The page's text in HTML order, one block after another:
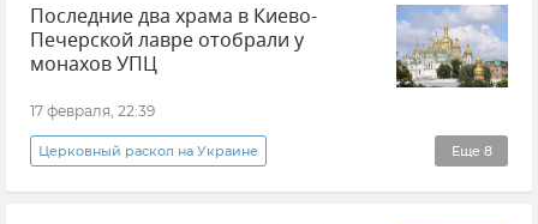
Украинская православная церковь (УПЦ)
Захват храмов УПЦ на Украине
Украина Новости
Последние два храма в Киево-
Печерской лавре отобрали у
монахов УПЦ
17 февраля, 22:39
Еще 8
Церковный раскол на Украине
Киево-Печерская лавра Новости